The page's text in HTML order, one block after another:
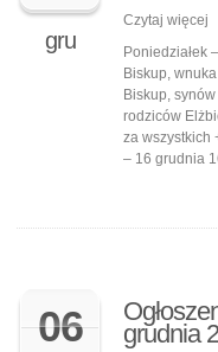
gru
Czytaj więcej
Poniedziałek
Biskup,
Biskup,
rodziców
za wszystkich
– 16 grudnia
06 grudnia